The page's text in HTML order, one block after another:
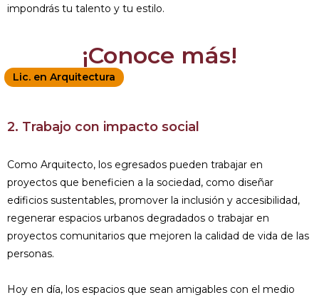
impondrás tu talento y tu estilo.
¡Conoce más!
Lic. en Arquitectura
2. Trabajo con impacto social
Como Arquitecto, los egresados pueden trabajar en
proyectos que beneficien a la sociedad, como diseñar
edificios sustentables, promover la inclusión y accesibilidad,
regenerar espacios urbanos degradados o trabajar en
proyectos comunitarios que mejoren la calidad de vida de las
personas.
Hoy en día, los espacios que sean amigables con el medio